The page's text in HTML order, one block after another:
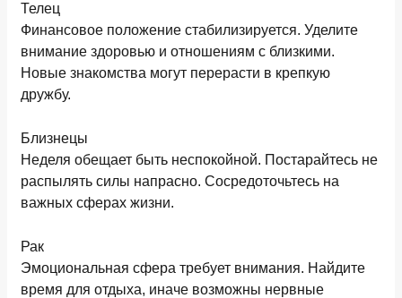
Телец
Финансовое положение стабилизируется. Уделите
внимание здоровью и отношениям с близкими.
Новые знакомства могут перерасти в крепкую
дружбу.
Близнецы
Неделя обещает быть неспокойной. Постарайтесь не
распылять силы напрасно. Сосредоточьтесь на
важных сферах жизни.
Рак
Эмоциональная сфера требует внимания. Найдите
время для отдыха, иначе возможны нервные